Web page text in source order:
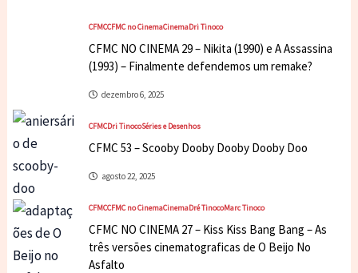
CFMCCFMC no CinemaCinemaDri Tinoco
CFMC NO CINEMA 29 – Nikita (1990) e A Assassina
(1993) – Finalmente defendemos um remake?
dezembro 6, 2025
CFMCDri TinocoSéries e Desenhos
CFMC 53 – Scooby Dooby Dooby Dooby Doo
agosto 22, 2025
CFMCCFMC no CinemaCinemaDré TinocoMarc Tinoco
CFMC NO CINEMA 27 – Kiss Kiss Bang Bang – As
três versões cinematograficas de O Beijo No
Asfalto